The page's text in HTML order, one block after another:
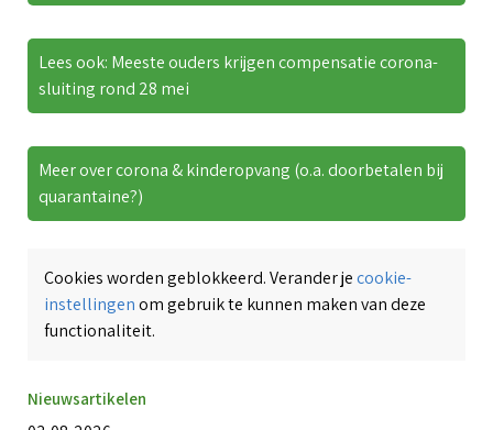
Lees ook: Meeste ouders krijgen compensatie corona-
sluiting rond 28 mei
Meer over corona & kinderopvang (o.a. doorbetalen bij
quarantaine?)
Cookies worden geblokkeerd. Verander jecookie-
instellingenom gebruik te kunnen maken van deze
functionaliteit.
Nieuwsartikelen